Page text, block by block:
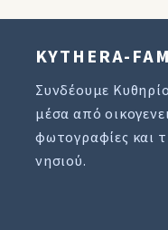
KYTHERA-
Συνδέουμε
μέσα από
φωτογραφίες και
νησιού.